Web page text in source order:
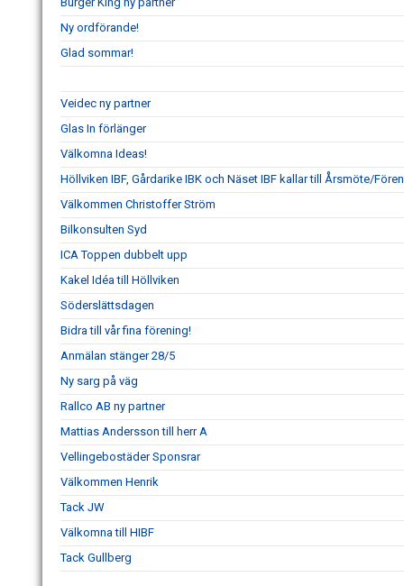
Ny ordförande!
Glad sommar!
Veidec ny partner
Glas In förlänger
Välkomna Ideas!
Höllviken IBF, Gårdarike IBK och Näset IBF kallar till Årsmöte/
Välkommen Christoffer Ström
Bilkonsulten Syd
ICA Toppen dubbelt upp
Kakel Idéa till Höllviken
Söderslättsdagen
Bidra till vår fina förening!
Anmälan stänger 28/5
Ny sarg på väg
Rallco AB ny partner
Mattias Andersson till herr A
Vellingebostäder Sponsrar
Välkommen Henrik
Tack JW
Välkomna till HIBF
Tack Gullberg